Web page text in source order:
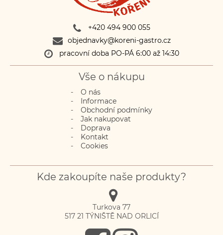
+420 494 900 055
objednavky@koreni-gastro.cz
pracovní doba PO-PÁ 6:00 až 14:30
Vše o nákupu
O nás
Informace
Obchodní podmínky
Jak nakupovat
Doprava
Kontakt
Cookies
Kde zakoupíte naše produkty?
Turkova 77
517 21 TÝNIŠTĚ NAD ORLICÍ